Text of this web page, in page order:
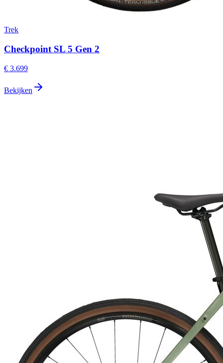
Trek
Checkpoint SL 5 Gen 2
€ 3.699
Bekijken